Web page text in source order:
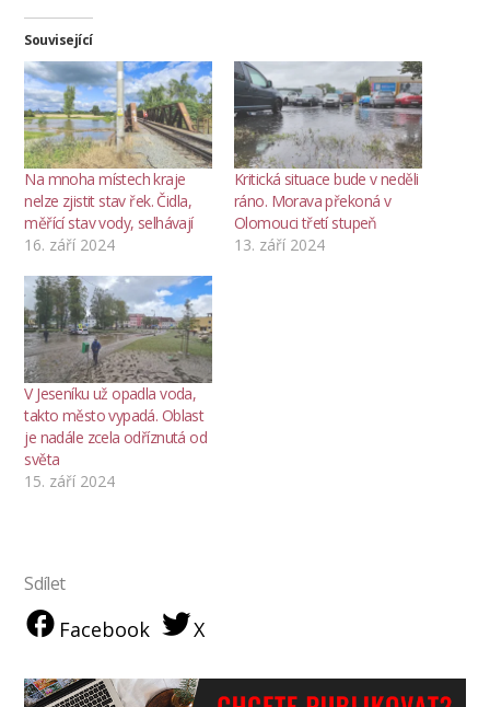
Související
Na mnoha místech kraje
nelze zjistit stav řek. Čidla,
měřící stav vody, selhávají
16. září 2024
Kritická situace bude v neděli
ráno. Morava překoná v
Olomouci třetí stupeň
13. září 2024
V Jeseníku už opadla voda,
takto město vypadá. Oblast
je nadále zcela odříznutá od
světa
15. září 2024
Sdílet
Facebook X